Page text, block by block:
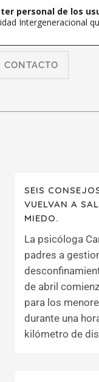
CONTACTO
SEIS
VUELVAN A
MIEDO.
La psicóloga
padres a
de abril
para los
durante una
kilómetro de
personal de los
Intergeneracional